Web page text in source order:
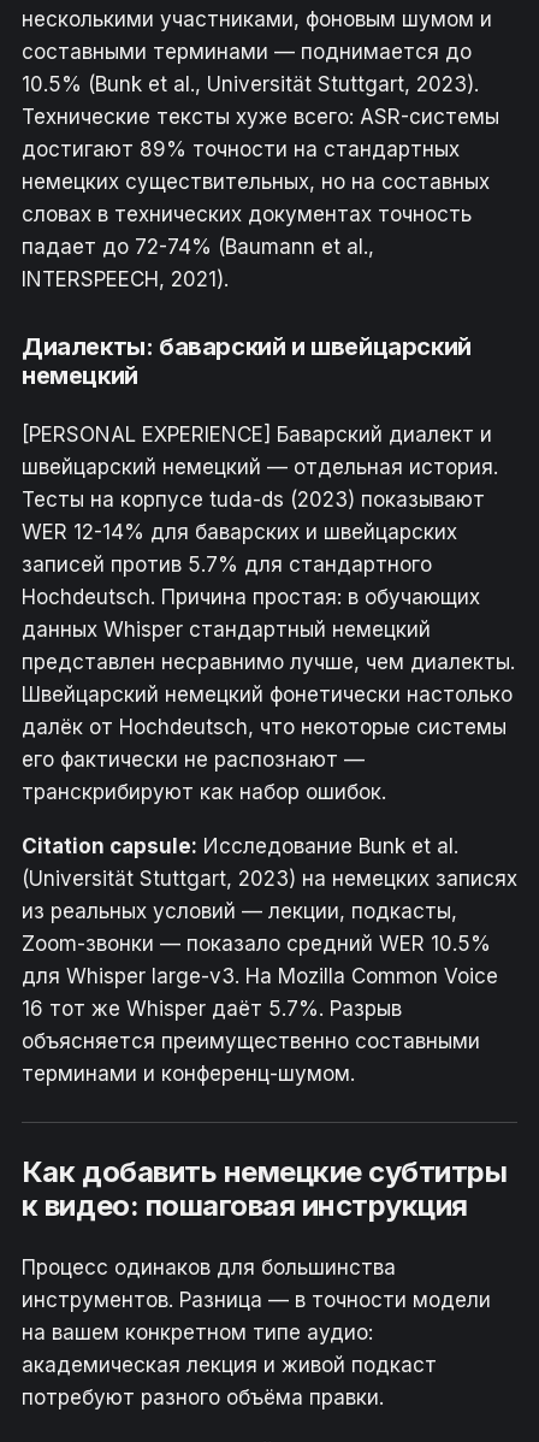
несколькими участниками, фоновым шумом и
составными терминами — поднимается до
10.5% (Bunk et al., Universität Stuttgart, 2023).
Технические тексты хуже всего: ASR-системы
достигают 89% точности на стандартных
немецких существительных, но на составных
словах в технических документах точность
падает до 72-74% (Baumann et al.,
INTERSPEECH, 2021).
Диалекты: баварский и швейцарский
немецкий
[PERSONAL EXPERIENCE] Баварский диалект и
швейцарский немецкий — отдельная история.
Тесты на корпусе tuda-ds (2023) показывают
WER 12-14% для баварских и швейцарских
записей против 5.7% для стандартного
Hochdeutsch. Причина простая: в обучающих
данных Whisper стандартный немецкий
представлен несравнимо лучше, чем диалекты.
Швейцарский немецкий фонетически настолько
далёк от Hochdeutsch, что некоторые системы
его фактически не распознают —
транскрибируют как набор ошибок.
Citation capsule: Исследование Bunk et al.
(Universität Stuttgart, 2023) на немецких записях
из реальных условий — лекции, подкасты,
Zoom-звонки — показало средний WER 10.5%
для Whisper large-v3. На Mozilla Common Voice
16 тот же Whisper даёт 5.7%. Разрыв
объясняется преимущественно составными
терминами и конференц-шумом.
Как добавить немецкие субтитры
к видео: пошаговая инструкция
Процесс одинаков для большинства
инструментов. Разница — в точности модели
на вашем конкретном типе аудио:
академическая лекция и живой подкаст
потребуют разного объёма правки.